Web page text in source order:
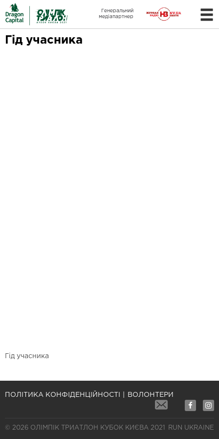
Генеральний
медіапартнер
Гід учасника
Гід учасника
ПОЛІТИКА КОНФІДЕНЦІЙНОСТІ ВОЛОНТЕРИ
© 2026 ОЛІМПІК ТРИАТЛОН КУБОК КИЄВА 2021 RUN UKRAINE